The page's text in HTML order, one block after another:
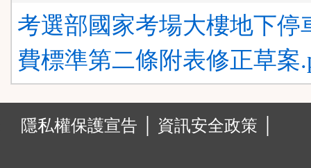
考選部國家考場大樓地下停
費標準第二條附表修正草案
發
隱私權保護宣告 │ 資訊安全政策 │